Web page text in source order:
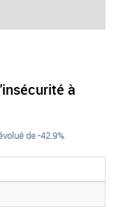
à
de -42.9%.